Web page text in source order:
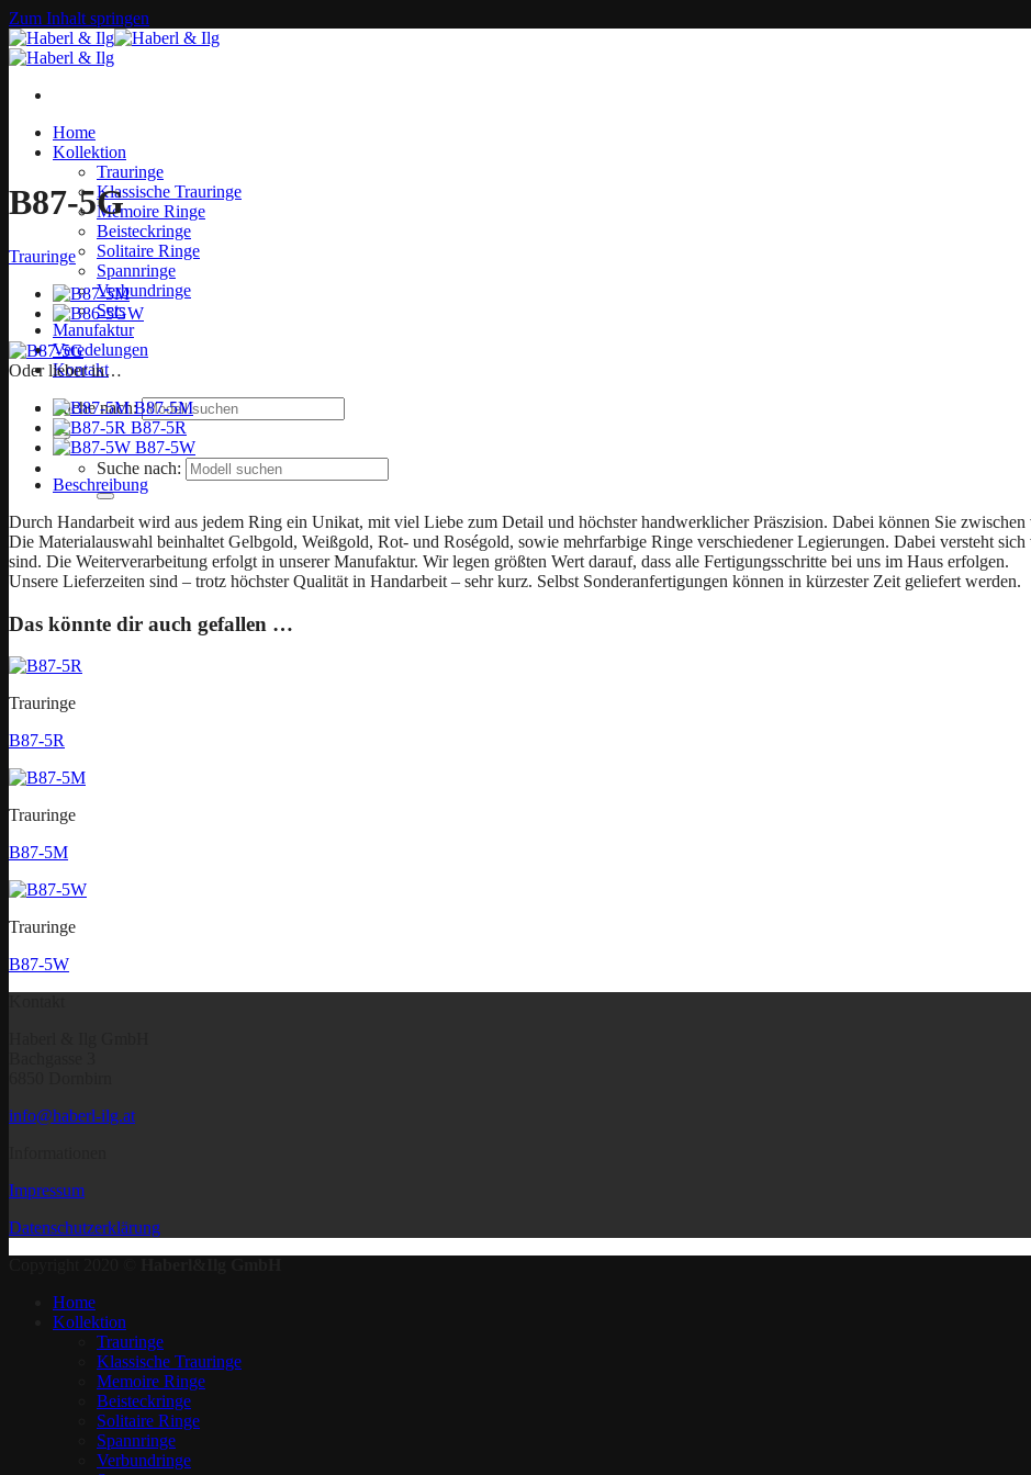
Zum Inhalt springen
Home
Kollektion
Trauringe
Klassische Trauringe
Memoire Ringe
Beisteckringe
Solitaire Ringe
Spannringe
Verbundringe
Sets
Manufaktur
Veredelungen
Kontakt
Suche nach:
Suche nach:
B87-5G
Trauringe
Oder lieber in…
B87-5M
B87-5R
B87-5W
Beschreibung
Durch Handarbeit wird aus jedem Ring ein Unikat, mit viel Liebe zum Detail und höchster handwerklicher Präszision. Dabei können Sie
Die Materialauswahl beinhaltet Gelbgold, Weißgold, Rot- und Roségold, sowie mehrfarbige Ringe verschiedener Legierungen. Dabei versteht
sind. Die Weiterverarbeitung erfolgt in unserer Manufaktur. Wir legen größten Wert darauf, dass alle Fertigungsschritte bei uns im Haus erfolgen.
Unsere Lieferzeiten sind – trotz höchster Qualität in Handarbeit – sehr kurz. Selbst Sonderanfertigungen können in kürzester Zeit geliefert werden.
Das könnte dir auch gefallen …
Trauringe
B87-5R
Trauringe
B87-5M
Trauringe
B87-5W
info@haberl-ilg.at
Impressum
Datenschutzerklärung
Home
Kollektion
Trauringe
Klassische Trauringe
Memoire Ringe
Beisteckringe
Solitaire Ringe
Spannringe
Verbundringe